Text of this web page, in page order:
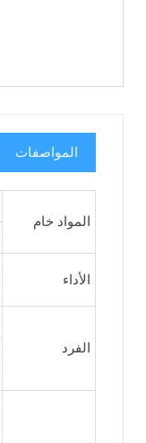
المواصفات
المواد خام
الأداء
الفرد